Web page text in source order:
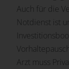
Auch für die
Notdienst ist
Arzt muss